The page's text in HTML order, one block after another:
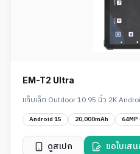
EM-T2 Ultra
แท็บเล็ต Outdoor 10.95 นิ้ว 2K
Android 15 20,000mAh
ดูสเปก ขอใบเส